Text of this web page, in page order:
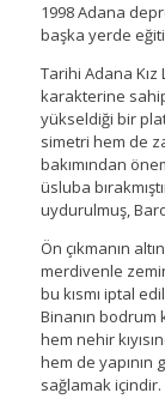
1998 Adana
başka yerde
Tarihi Adana Kız
karakterine
yükseldiği bir
simetri hem de
bakımından
üsluba
uydurulmuş,
Ön çıkmanın
merdivenle
bu kısmı iptal
Binanın bodrum
hem nehir
hem de yapının
sağlamak içindir.